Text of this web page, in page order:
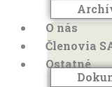
O nás
Členovia
Ostatné